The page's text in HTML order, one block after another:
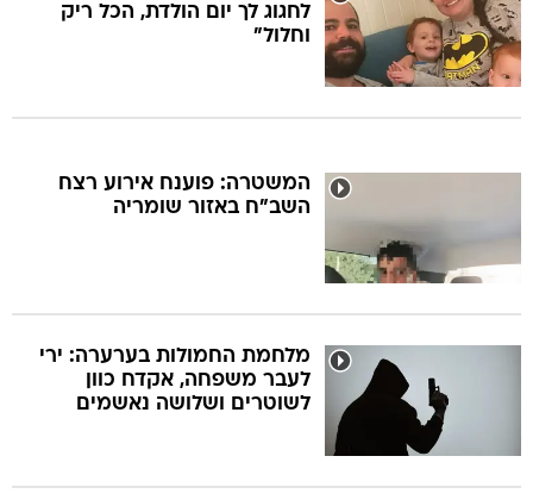
לחגוג לך יום הולדת, הכל ריק
וחלול"
המשטרה: פוענח אירוע רצח
השב"ח באזור שומריה
מלחמת החמולות בערערה: ירי
לעבר משפחה, אקדח כוון
לשוטרים ושלושה נאשמים